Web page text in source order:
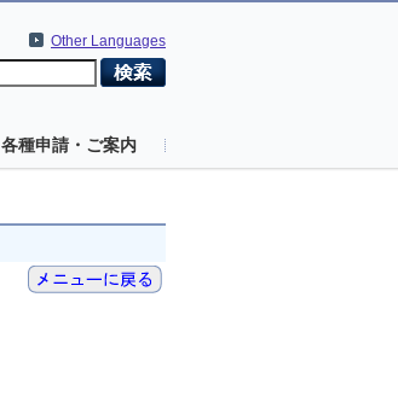
Other Languages
各種申請・ご案内